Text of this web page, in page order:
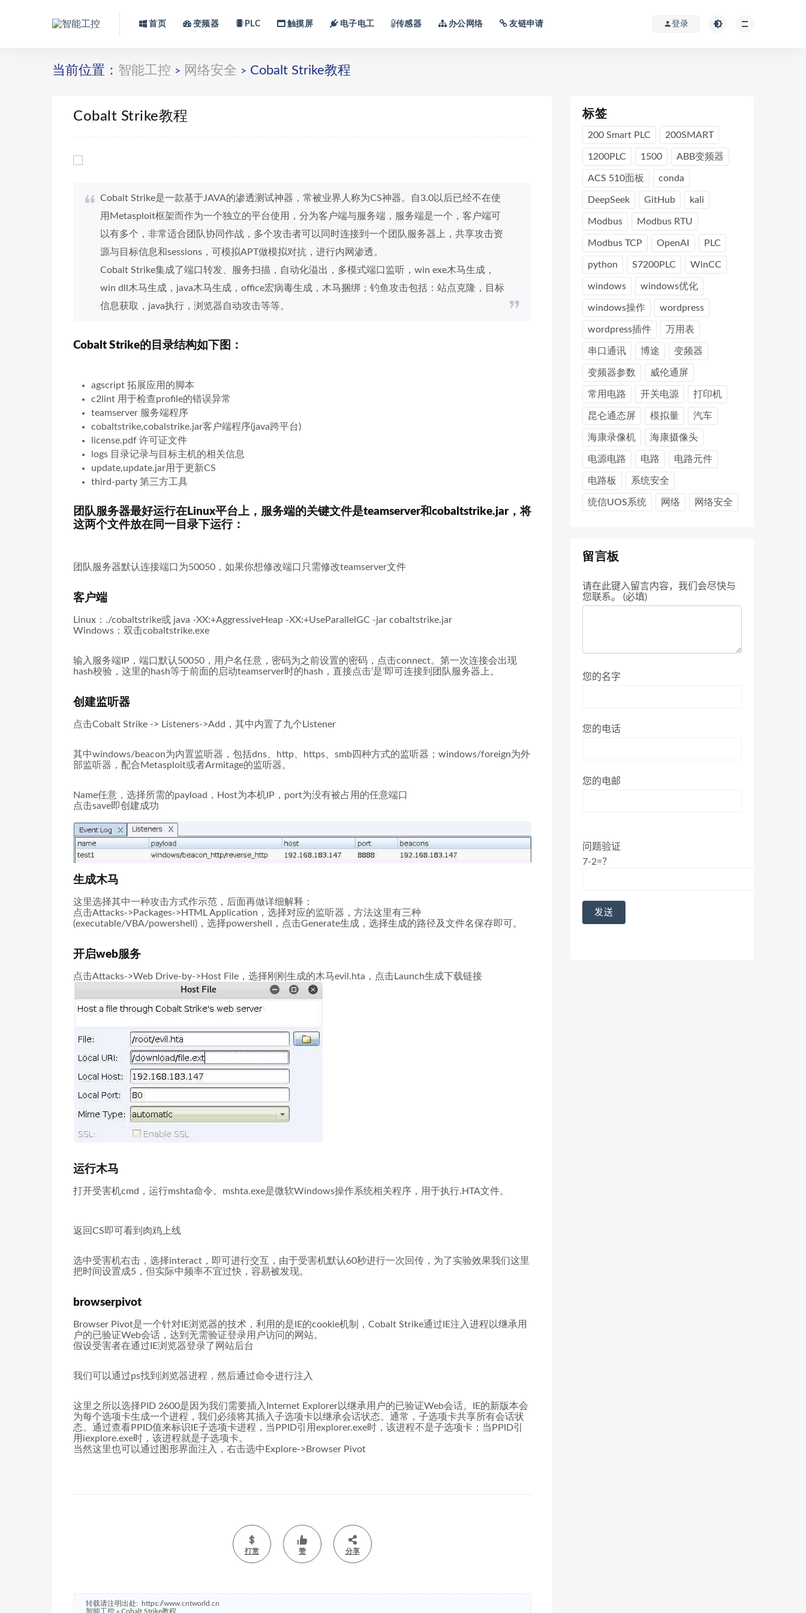
首页 变频器 PLC 触摸屏 电子电工 传感器 办公网络 友链申请 登录
当前位置： 智能工控 > 网络安全 > Cobalt Strike教程
Cobalt Strike教程
Cobalt Strike是一款基于JAVA的渗透测试神器，常被业界人称为CS神器。自3.0以后已经不在使
用Metasploit框架而作为一个独立的平台使用，分为客户端与服务端，服务端是一个，客户端可
以有多个，非常适合团队协同作战，多个攻击者可以同时连接到一个团队服务器上，共享攻击资
源与目标信息和sessions，可模拟APT做模拟对抗，进行内网渗透。
Cobalt Strike集成了端口转发、服务扫描，自动化溢出，多模式端口监听，win exe木马生成，
win dll木马生成，java木马生成，office宏病毒生成，木马捆绑；钓鱼攻击包括：站点克隆，目标
信息获取，java执行，浏览器自动攻击等等。
Cobalt Strike的目录结构如下图：
agscript 拓展应用的脚本
c2lint 用于检查profile的错误异常
teamserver 服务端程序
cobaltstrike,cobalstrike.jar客户端程序(java跨平台)
license.pdf 许可证文件
logs 目录记录与目标主机的相关信息
update,update.jar用于更新CS
third-party 第三方工具
团队服务器最好运行在Linux平台上，服务端的关键文件是teamserver和cobaltstrike.jar，将
这两个文件放在同一目录下运行：
团队服务器默认连接端口为50050，如果你想修改端口只需修改teamserver文件
客户端
Linux：./cobaltstrike或 java -XX:+AggressiveHeap -XX:+UseParallelGC -jar cobaltstrike.jar
Windows：双击cobaltstrike.exe
输入服务端IP，端口默认50050，用户名任意，密码为之前设置的密码，点击connect。第一次连接会出现
hash校验，这里的hash等于前面的启动teamserver时的hash，直接点击‘是’即可连接到团队服务器上。
创建监听器
点击Cobalt Strike -> Listeners->Add，其中内置了九个Listener
其中windows/beacon为内置监听器，包括dns、http、https、smb四种方式的监听器；windows/foreign为外
部监听器，配合Metasploit或者Armitage的监听器。
Name任意，选择所需的payload，Host为本机IP，port为没有被占用的任意端口
点击save即创建成功
生成木马
这里选择其中一种攻击方式作示范，后面再做详细解释：
点击Attacks->Packages->HTML Application，选择对应的监听器，方法这里有三种
(executable/VBA/powershell)，选择powershell，点击Generate生成，选择生成的路径及文件名保存即可。
开启web服务
点击Attacks->Web Drive-by->Host File，选择刚刚生成的木马evil.hta，点击Launch生成下载链接
运行木马
打开受害机cmd，运行mshta命令。mshta.exe是微软Windows操作系统相关程序，用于执行.HTA文件。
返回CS即可看到肉鸡上线
选中受害机右击，选择interact，即可进行交互，由于受害机默认60秒进行一次回传，为了实验效果我们这里
把时间设置成5，但实际中频率不宜过快，容易被发现。
browserpivot
Browser Pivot是一个针对IE浏览器的技术，利用的是IE的cookie机制，Cobalt Strike通过IE注入进程以继承用
户的已验证Web会话，达到无需验证登录用户访问的网站。
假设受害者在通过IE浏览器登录了网站后台
我们可以通过ps找到浏览器进程，然后通过命令进行注入
这里之所以选择PID 2600是因为我们需要插入Internet Explorer以继承用户的已验证Web会话。IE的新版本会
为每个选项卡生成一个进程，我们必须将其插入子选项卡以继承会话状态。通常，子选项卡共享所有会话状
态。通过查看PPID值来标识IE子选项卡进程，当PPID引用explorer.exe时，该进程不是子选项卡；当PPID引
用iexplore.exe时，该进程就是子选项卡。
当然这里也可以通过图形界面注入，右击选中Explore->Browser Pivot
打赏 赞 分享
转载请注明出处:
https://www.cntworld.cn
智能工控 » Cobalt Strike教程
标签
200 Smart PLC 200SMART
1200PLC 1500 ABB变频器
ACS 510面板 conda
DeepSeek GitHub kali
Modbus Modbus RTU
Modbus TCP OpenAI PLC
python S7200PLC WinCC
windows windows优化
windows操作 wordpress
wordpress插件 万用表
串口通讯 博途 变频器
变频器参数 威伦通屏
常用电路 开关电源 打印机
昆仑通态屏 模拟量 汽车
海康录像机 海康摄像头
电源电路 电路 电路元件
电路板 系统安全
统信UOS系统 网络 网络安全
留言板
请在此键入留言内容，我们会尽快与
您联系。 (必填)
您的名字
您的电话
您的电邮
问题验证
7-2=？